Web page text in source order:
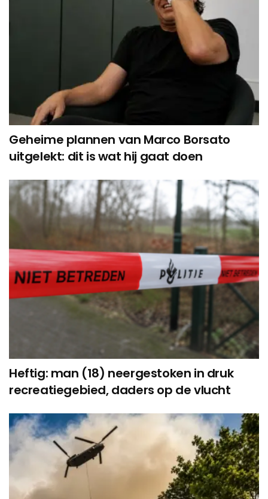
Geheime plannen van Marco Borsato
uitgelekt: dit is wat hij gaat doen
Heftig: man (18) neergestoken in druk
recreatiegebied, daders op de vlucht